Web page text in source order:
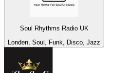
Soul Rhythms Radio UK
Londen, Soul, Funk, Disco, Jazz